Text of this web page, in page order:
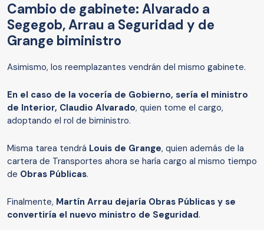
Cambio de gabinete: Alvarado a
Segegob, Arrau a Seguridad y de
Grange biministro
Asimismo, los reemplazantes vendrán del mismo gabinete.
En el caso de la vocería de Gobierno, sería el ministro
de Interior, Claudio Alvarado, quien tome el cargo,
adoptando el rol de biministro.
Misma tarea tendrá Louis de Grange, quien además de la
cartera de Transportes ahora se haría cargo al mismo tiempo
de Obras Públicas.
Finalmente, Martín Arrau dejaría Obras Públicas y se
convertiría el nuevo ministro de Seguridad.